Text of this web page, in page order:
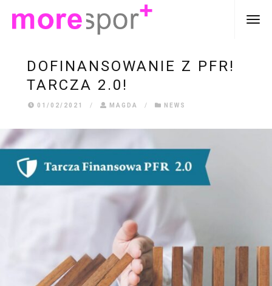
DOFINANSOWANIE Z PFR!
TARCZA 2.0!
01/02/2021 / MAGDA / NEWS